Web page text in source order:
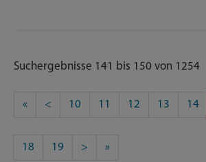
Suchergebnisse 141 bis 150 von 1254
« < 10 11 12 13 14
18 19 > »